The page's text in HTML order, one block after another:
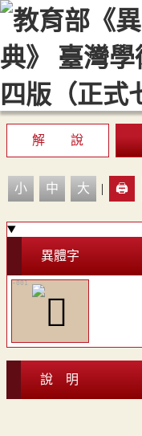
::: 最新消息 常見問
顯示模式
解 說
小 中 大 | 🖨️
異體字
說 明